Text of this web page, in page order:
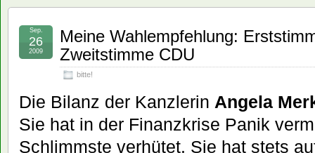
Meine Wahlempfehlung:
Zweitstimme CDU
bitte!
Sep.
26
2009
Die Bilanz der Kanzlerin Angela
Sie hat in der Finanzkrise Panik
Schlimmste verhütet. Sie hat stets